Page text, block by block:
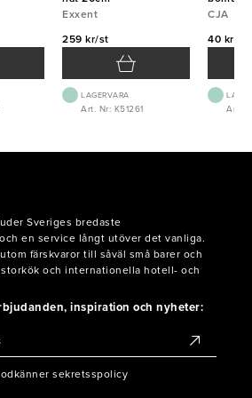
Exxent
259 kr/st
LAGERVARA
Art. Nr: K51261
CJA
40 kr/st
Art.
Sveriges bredaste
en service långt utöver det vanliga.
färskvaror till såväl små barer och
och internationella hotell- och
inspiration och nyheter:
sekretsspolicy